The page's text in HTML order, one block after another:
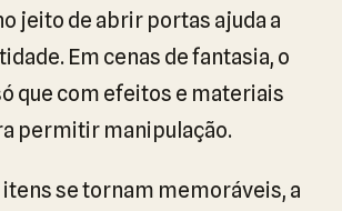
jeito de abrir portas ajuda a
Em cenas de fantasia, o
que com efeitos e materiais
permitir manipulação.
itens se tornam memoráveis, a